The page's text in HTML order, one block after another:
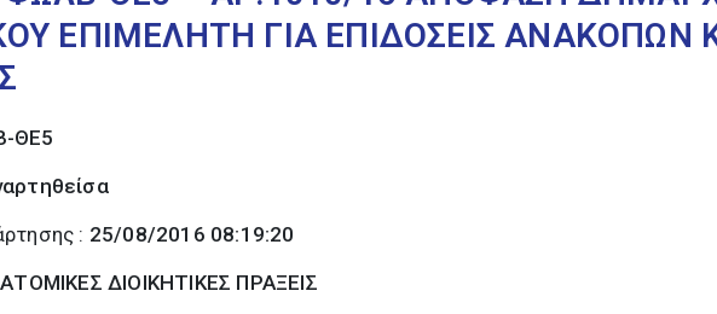
ΕΠΙΜΕΛΗΤΗ ΓΙΑ ΕΠΙΔΟΣΕΙΣ ΑΝΑΚΟΠΩΝ
ΘΕ5
: 25/08/2016 08:19:20
ΔΙΟΙΚΗΤΙΚΕΣ ΠΡΑΞΕΙΣ